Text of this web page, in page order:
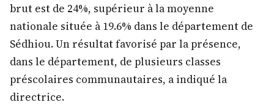
brut est de 24%, supérieur à la moyenne
nationale située à 19.6% dans le département de
Sédhiou. Un résultat favorisé par la présence,
dans le département, de plusieurs classes
préscolaires communautaires, a indiqué la
directrice.